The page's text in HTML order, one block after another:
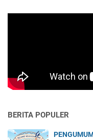
BERITA POPULER